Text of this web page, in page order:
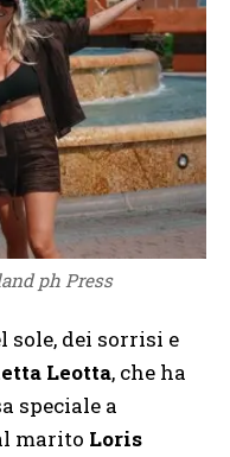
ph Press
sole, dei sorrisi e
Leotta, che ha
speciale a
marito Loris